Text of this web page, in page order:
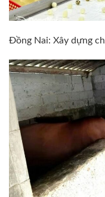
Đồng Nai: Xây dựng